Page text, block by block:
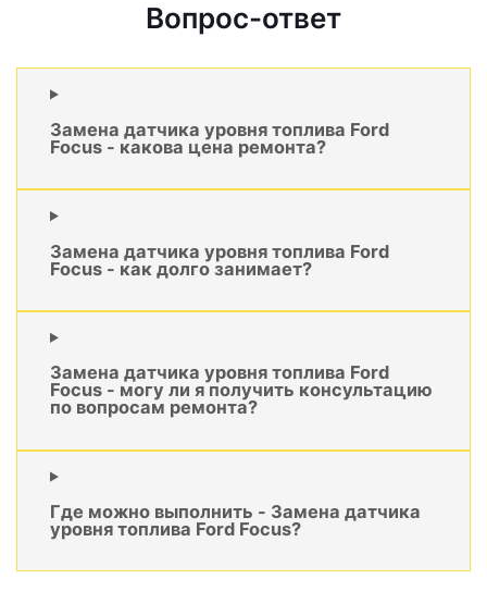
Вопрос-ответ
Замена датчика уровня топлива Ford
Focus - какова цена ремонта?
Замена датчика уровня топлива Ford
Focus - как долго занимает?
Замена датчика уровня топлива Ford
Focus - могу ли я получить консультацию
по вопросам ремонта?
Где можно выполнить - Замена датчика
уровня топлива Ford Focus?